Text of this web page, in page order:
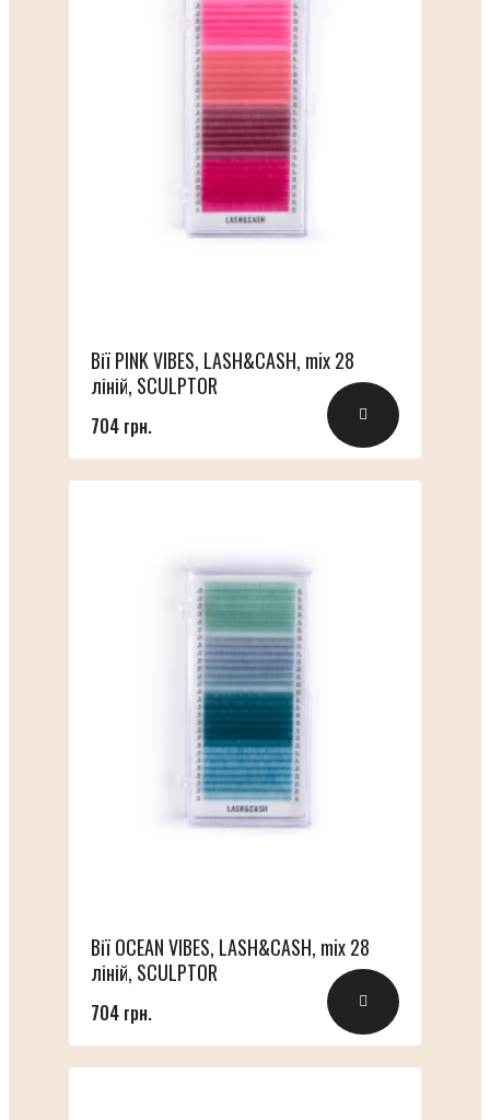
Вії PINK VIBES, LASH&CASH, mix 28
ліній, SCULPTOR
704 грн.
Вії OCEAN VIBES, LASH&CASH, mix 28
ліній, SCULPTOR
704 грн.